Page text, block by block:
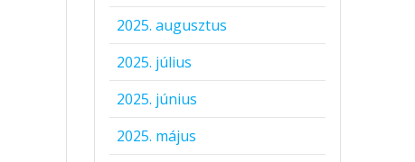
2025. augusztus
2025. július
2025. június
2025. május